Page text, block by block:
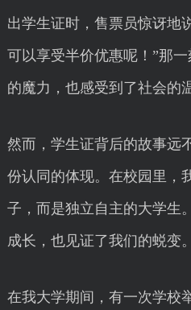
出学生证时，售票员惊讶地
可以享受半价优惠呢！”那
的魔力，也感受到了社会的
然而，学生证背后的故事远
份认同的体现。在校园里，
子，而是独立自主的大学生
成长，也见证了我们的蜕变。
在我大学期间，有一次学校